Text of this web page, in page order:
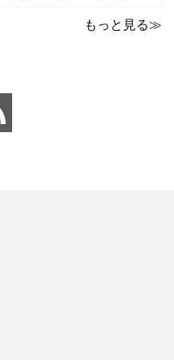
なパワーポイントのテン
トにおすすめします。 ダ
ウンロードしてテキス
もっと見る≫